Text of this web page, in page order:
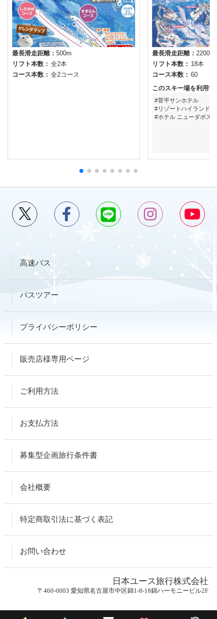
最長滑走距離
500m
リフト本数
全2本
コース本数
全2コース
最長滑走距離
2200m
リフト本数
18本
コース本数
60
このスキー場を利用す
菅平サンホテル
リゾートハイランド
ホテル ニューダボス
高速バス
バスツアー
プライバシーポリシー
販売店様専用ページ
ご利用方法
お支払方法
募集型企画旅行条件書
会社概要
特定商取引法に基づく表記
お問い合わせ
日本ユース旅行株式会社
〒460-0003 愛知県名古屋市中区錦1-8-18錦ハーモニービル2F